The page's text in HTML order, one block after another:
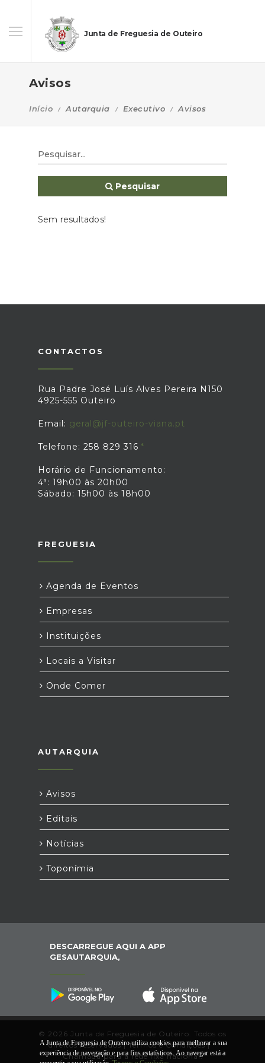
Junta de Freguesia de Outeiro
Avisos
Início Autarquia Executivo Avisos
Pesquisar
Sem resultados!
CONTACTOS
Rua Padre José Luís Alves Pereira N150
4925-555 Outeiro
Email: geral@jf-outeiro-viana.pt
Telefone: 258 829 316
Horário de Funcionamento:
4ª: 19h00 às 20h00
Sábado: 15h00 às 18h00
FREGUESIA
Agenda de Eventos
Empresas
Instituições
Locais a Visitar
Onde Comer
AUTARQUIA
Avisos
Editais
Notícias
Toponímia
DESCARREGUE AQUI A APP
GESAUTARQUIA,
© 2026 Junta de Freguesia de Outeiro. Todos os
direitos reservados |Termos e Condições| *
Chamada para a rede fixa nacional.
A Junta de Freguesia de Outeiro utiliza cookies para melhorar a sua
experiência de navegação e para fins estatísticos. Ao navegar está a